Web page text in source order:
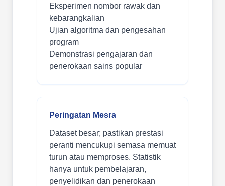
Eksperimen nombor rawak dan
kebarangkalian
Ujian algoritma dan pengesahan
program
Demonstrasi pengajaran dan
penerokaan sains popular
Peringatan Mesra
Dataset besar; pastikan prestasi
peranti mencukupi semasa memuat
turun atau memproses. Statistik
hanya untuk pembelajaran,
penyelidikan dan penerokaan